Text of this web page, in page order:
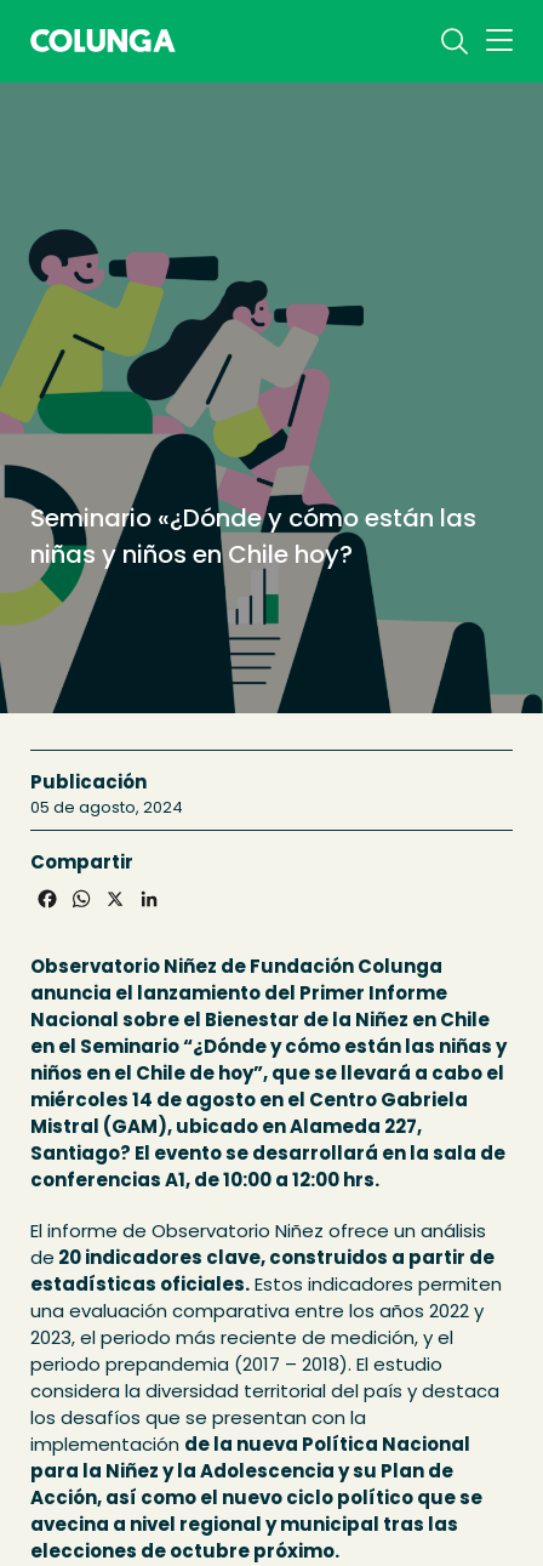
Seminario «¿Dónde y cómo están las
niñas y niños en Chile hoy?
Publicación
05 de agosto, 2024
Compartir
Facebook
WhatsApp
Observatorio Niñez de Fundación Colunga
anuncia el lanzamiento del Primer Informe
Nacional sobre el Bienestar de la Niñez en Chile
en el Seminario “¿Dónde y cómo están las niñas y
niños en el Chile de hoy”, que se llevará a cabo el
miércoles 14 de agosto en el Centro Gabriela
Mistral (GAM), ubicado en Alameda 227,
Santiago? El evento se desarrollará en la sala de
conferencias A1, de 10:00 a 12:00 hrs.
El informe de Observatorio Niñez ofrece un análisis
de 20 indicadores clave, construidos a partir de
estadísticas oficiales.Estos indicadores permiten
una evaluación comparativa entre los años 2022 y
2023, el periodo más reciente de medición, y el
periodo prepandemia (2017 – 2018). El estudio
considera la diversidad territorial del país y destaca
los desafíos que se presentan con la
implementación de la nueva Política Nacional
para la Niñez y la Adolescencia y su Plan de
Acción, así como el nuevo ciclo político que se
avecina a nivel regional y municipal tras las
elecciones de octubre próximo.